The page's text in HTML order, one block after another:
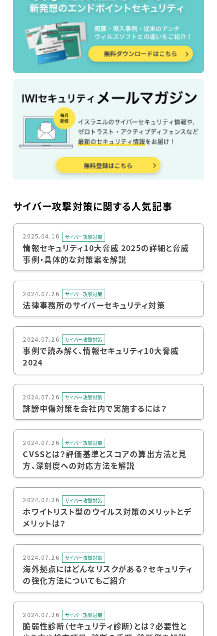
サイバー攻撃対策に関する人気記事
2025.04.16 サイバー攻撃対策
情報セキュリティ10大脅威 2025の詳細と脅威
事例・具体的な対策案を解説
2024.07.26 サイバー攻撃対策
法律事務所のサイバーセキュリティ対策
2024.07.26 サイバー攻撃対策
事例で読み解く、情報セキュリティ10大脅威
2024
2024.07.26 サイバー攻撃対策
誹謗中傷対策を会社内で実施するには？
2024.07.26 サイバー攻撃対策
CVSSとは？評価基準とスコアの算出方法と見
方、深刻度への対応方法を解説
2024.07.26 サイバー攻撃対策
ホワイトリスト型のウイルス対策のメリットとデ
メリットは？
2024.07.26 サイバー攻撃対策
海外拠点にはどんなリスクがある？セキュリティ
の強化方法についてもご紹介
2024.07.26 サイバー攻撃対策
脆弱性診断（セキュリティ診断）とは？必要性と